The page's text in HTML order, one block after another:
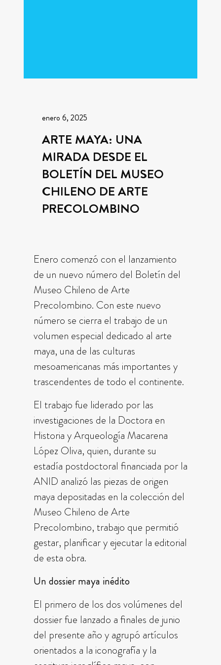
enero 6, 2025
ARTE MAYA: UNA
MIRADA DESDE EL
BOLETÍN DEL MUSEO
CHILENO DE ARTE
PRECOLOMBINO
Enero comenzó con el lanzamiento
de un nuevo número del Boletín del
Museo Chileno de Arte
Precolombino. Con este nuevo
número se cierra el trabajo de un
volumen especial dedicado al arte
maya, una de las culturas
mesoamericanas más importantes y
trascendentes de todo el continente.
El trabajo fue liderado por las
investigaciones de la Doctora en
Historia y Arqueología Macarena
López Oliva, quien, durante su
estadía postdoctoral financiada por la
ANID analizó las piezas de origen
maya depositadas en la colección del
Museo Chileno de Arte
Precolombino, trabajo que permitió
gestar, planificar y ejecutar la editorial
de esta obra.
Un dossier maya inédito
El primero de los dos volúmenes del
dossier fue lanzado a finales de junio
del presente año y agrupó artículos
orientados a la iconografía y la